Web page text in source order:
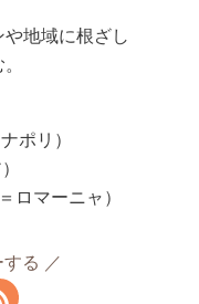
地域に根ざし
ポリ）
ロマーニャ）
る